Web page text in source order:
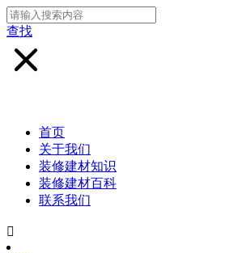
查找
首页
关于我们
装修建材知识
装修建材百科
联系我们
